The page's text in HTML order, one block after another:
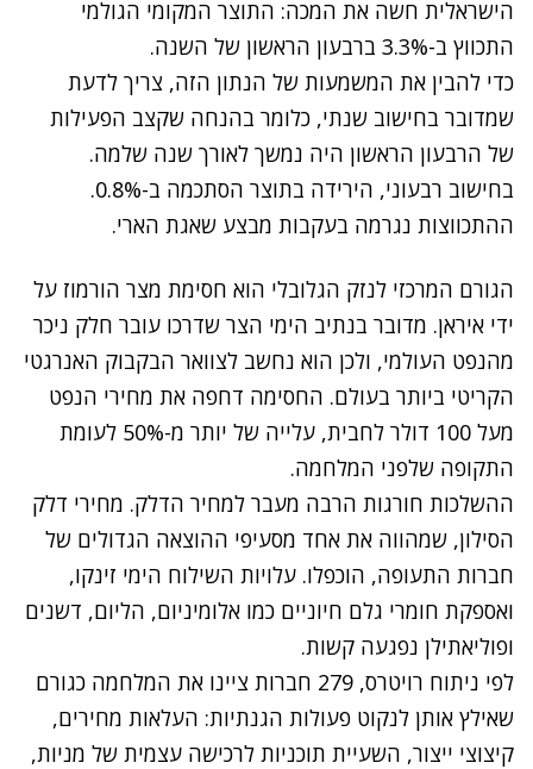
הישראלית חשה את המכה: התוצר המקומי הגולמי
התכווץ ב-3.3% ברבעון הראשון של השנה.
כדי להבין את המשמעות של הנתון הזה, צריך לדעת
שמדובר בחישוב שנתי, כלומר בהנחה שקצב הפעילות
של הרבעון הראשון היה נמשך לאורך שנה שלמה.
בחישוב רבעוני, הירידה בתוצר הסתכמה ב-0.8%.
ההתכווצות נגרמה בעקבות מבצע שאגת הארי.
הגורם המרכזי לנזק הגלובלי הוא חסימת מצר הורמוז על
ידי איראן. מדובר בנתיב הימי הצר שדרכו עובר חלק ניכר
מהנפט העולמי, ולכן הוא נחשב לצוואר הבקבוק האנרגטי
הקריטי ביותר בעולם. החסימה דחפה את מחירי הנפט
מעל 100 דולר לחבית, עלייה של יותר מ-50% לעומת
התקופה שלפני המלחמה.
ההשלכות חורגות הרבה מעבר למחיר הדלק. מחירי דלק
הסילון, שמהווה את אחד מסעיפי ההוצאה הגדולים של
חברות התעופה, הוכפלו. עלויות השילוח הימי זינקו,
ואספקת חומרי גלם חיוניים כמו אלומיניום, הליום, דשנים
ופוליאתילן נפגעה קשות.
לפי ניתוח רויטרס, 279 חברות ציינו את המלחמה כגורם
שאילץ אותן לנקוט פעולות הגנתיות: העלאות מחירים,
קיצוצי ייצור, השעיית תוכניות לרכישה עצמית של מניות,